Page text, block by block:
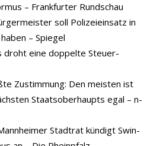
– Frankfurter Rundschau
soll Polizeieinsatz in
– Spiegel
droht eine doppelte Steuer-
Zustimmung: Den meisten ist
Staatsoberhaupts egal – n-
Stadt­rat kün­digt Swin­